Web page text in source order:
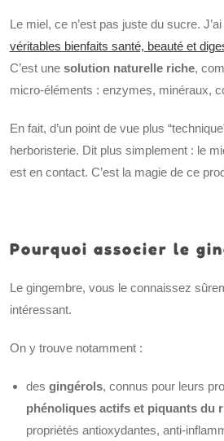
Le miel, ce n’est pas juste du sucre.
véritables bienfaits santé, beauté et
C’est une solution naturelle riche,
micro-éléments : enzymes, minéraux,
En fait, d’un point de vue plus
herboristerie. Dit plus simplement : le
est en contact. C’est la magie de ce
Pourquoi associer le
Le gingembre, vous le connaissez
intéressant.
On y trouve notamment :
des gingérols, connus pour leurs
phénoliques actifs et piquants du
propriétés antioxydantes, anti-